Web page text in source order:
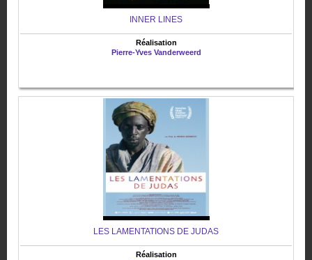
INNER LINES
Réalisation
Pierre-Yves Vanderweerd
LES LAMENTATIONS DE JUDAS
Réalisation